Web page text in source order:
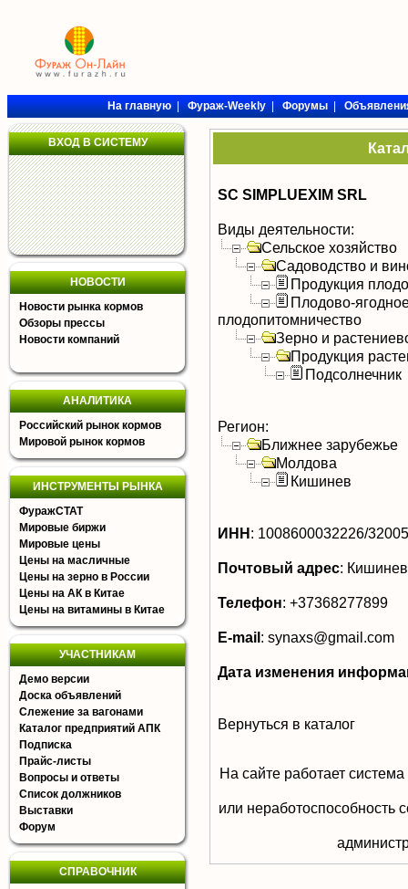
На главную|Фураж-Weekly|Форумы|
ВХОД В СИСТЕМУ
НОВОСТИ
Новости рынка кормов
Обзоры прессы
Новости компаний
АНАЛИТИКА
Российский рынок кормов
Мировой рынок кормов
ИНСТРУМЕНТЫ РЫНКА
ФуражСТАТ
Мировые биржи
Мировые цены
Цены на масличные
Цены на зерно в России
Цены на АК в Китае
Цены на витамины в Китае
УЧАСТНИКАМ
Демо версии
Доска объявлений
Слежение за вагонами
Каталог предприятий АПК
Подписка
Прайс-листы
Вопросы и ответы
Список должников
Выставки
Форум
СПРАВОЧНИК
SC SIMPLUEXIM SRL
Виды деятельности:
Сельское хозяйство
Садоводство и
Продукция
Плодово-
плодопитомничество
Зерно и
Продукция
Подсолнечник
Регион:
Ближнее зарубежье
Молдова
Кишинев
ИНН: 1008600032226/
Почтовый адрес:
Телефон: +37368277899
E-mail: synaxs@gmail.com
Дата изменения
Вернуться в каталог
На сайте работает
или неработоспособность